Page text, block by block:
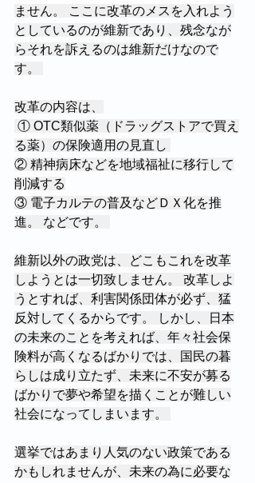
ません。 ここに改革のメスを入れよう
としているのが維新であり、残念なが
らそれを訴えるのは維新だけなので
す。
改革の内容は、
る薬）の保険適用の見直し
② 精神病床などを地域福祉に移行して
削減する
③ 電子カルテの普及などＤＸ化を推
進。 などです。
維新以外の政党は、どこもこれを改革
しようとは一切致しません。 改革しよ
うとすれば、利害関係団体が必ず、猛
反対してくるからです。 しかし、日本
の未来のことを考えれば、年々社会保
険料が高くなるばかりでは、国民の暮
らしは成り立たず、未来に不安が募る
ばかりで夢や希望を描くことが難しい
社会になってしまいます。
選挙ではあまり人気のない政策である
かもしれませんが、未来の為に必要な